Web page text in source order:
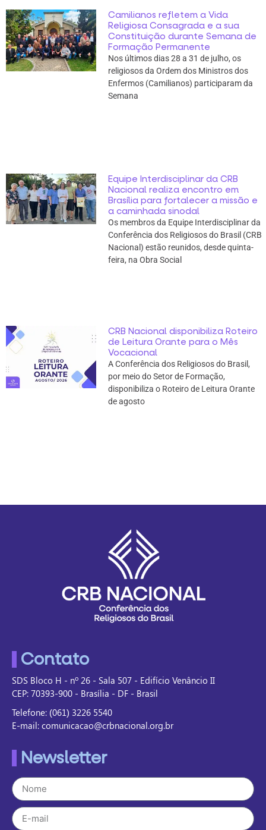
Camilianos refletem a Vida
Religiosa Consagrada e a sua
Constituição durante Semana de
Formação Permanente
Nos últimos dias 28 a 31 de julho, os
religiosos da Ordem dos Ministros dos
Enfermos (Camilianos) participaram da
Semana
Equipe Interdisciplinar da CRB
Nacional realiza encontro em
Brasília para fortalecer a missão e
a caminhada sinodal
Os membros da Equipe Interdisciplinar da
Conferência dos Religiosos do Brasil (CRB
Nacional) estão reunidos, desde quinta-
feira, na Obra Social
CRB Nacional disponibiliza Roteiro
de Leitura Orante para o Mês
Vocacional
A Conferência dos Religiosos do Brasil,
por meio do Setor de Formação,
disponibiliza o Roteiro de Leitura Orante
de agosto
Contato
SDS Bloco H - nº 26 - Sala 507 - Edifício Venâncio II
CEP: 70393-900 - Brasília - DF - Brasil
Telefone: (061) 3226 5540
E-mail: comunicacao@crbnacional.org.br
Newsletter